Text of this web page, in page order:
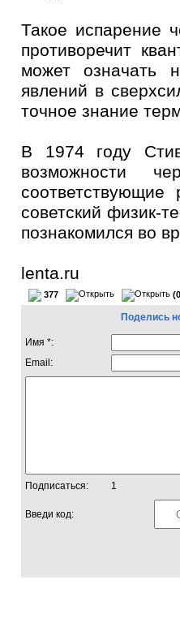
Такое испарение
противоречит
может означать
явлений в
точное знание
В 1974 году
возможности
советский физик-
познакомился во
lenta.ru
377
Поделись
Имя *:
Email:
Подписаться: 1
Введи код: